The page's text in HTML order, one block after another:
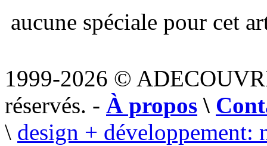
aucune spéciale pour cet
1999-2026 ©
réservés. - À propos \
\ design + développement: